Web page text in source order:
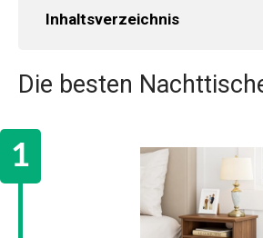
Inhaltsverzeichnis
Die besten